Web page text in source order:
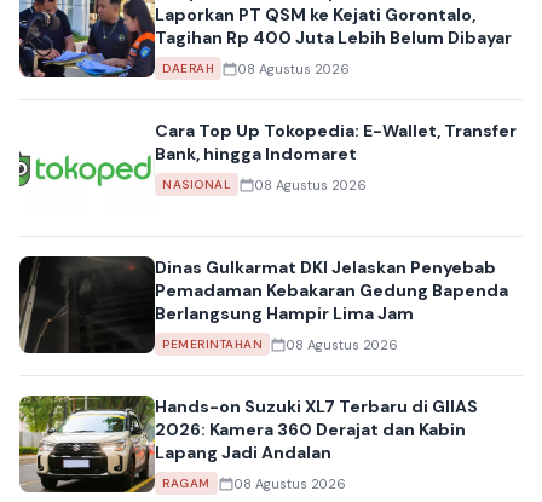
Laporkan PT QSM ke Kejati Gorontalo,
Tagihan Rp 400 Juta Lebih Belum Dibayar
DAERAH 08 Agustus 2026
Cara Top Up Tokopedia: E-Wallet, Transfer
Bank, hingga Indomaret
NASIONAL 08 Agustus 2026
Dinas Gulkarmat DKI Jelaskan Penyebab
Pemadaman Kebakaran Gedung Bapenda
Berlangsung Hampir Lima Jam
PEMERINTAHAN 08 Agustus 2026
Hands-on Suzuki XL7 Terbaru di GIIAS
2026: Kamera 360 Derajat dan Kabin
Lapang Jadi Andalan
RAGAM 08 Agustus 2026